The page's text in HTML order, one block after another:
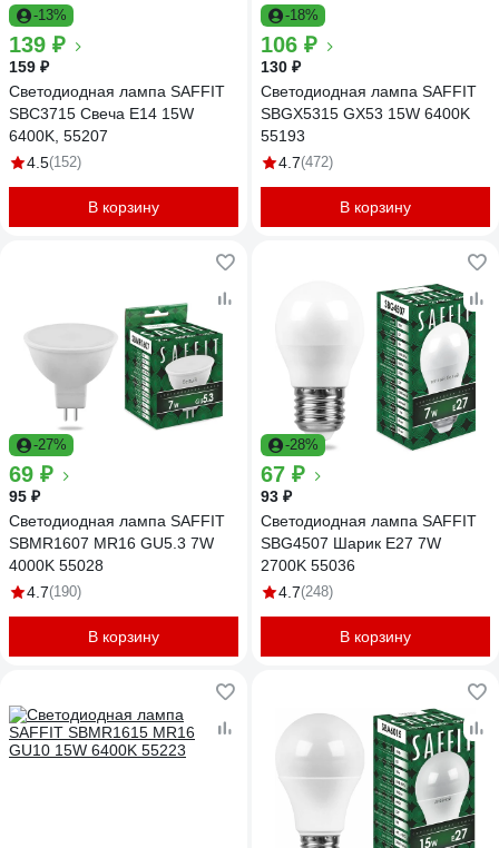
-13%
139 ₽
159 ₽
Светодиодная лампа SAFFIT
SBC3715 Свеча E14 15W
6400K, 55207
4.5(152)
В корзину
-18%
106 ₽
130 ₽
Светодиодная лампа SAFFIT
SBGX5315 GX53 15W 6400K
55193
4.7(472)
В корзину
-27%
69 ₽
95 ₽
Светодиодная лампа SAFFIT
SBMR1607 MR16 GU5.3 7W
4000K 55028
4.7(190)
В корзину
-28%
67 ₽
93 ₽
Светодиодная лампа SAFFIT
SBG4507 Шарик E27 7W
2700K 55036
4.7(248)
В корзину